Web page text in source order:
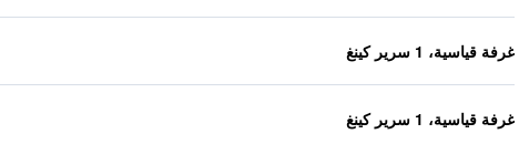
غرفة قياسية، 1 سرير كينغ
غرفة قياسية، 1 سرير كينغ